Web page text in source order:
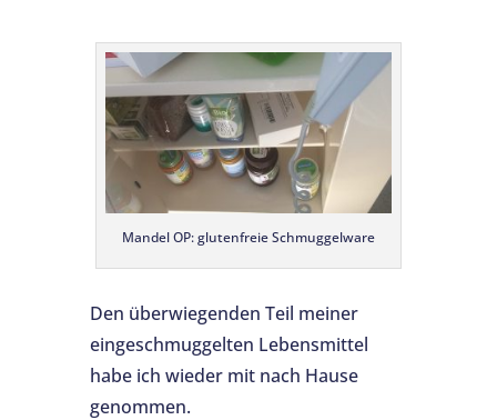
Mandel OP: glutenfreie Schmuggelware
Den überwiegenden Teil meiner
eingeschmuggelten Lebensmittel
habe ich wieder mit nach Hause
genommen.